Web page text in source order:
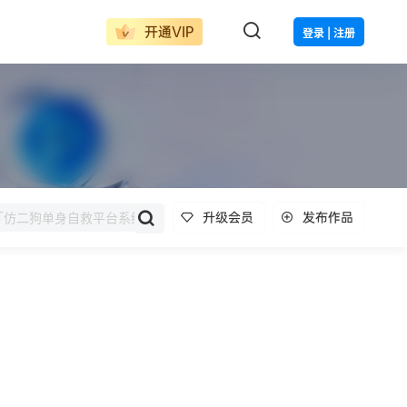
开通VIP 登录 | 注册
升级会员 发布作品